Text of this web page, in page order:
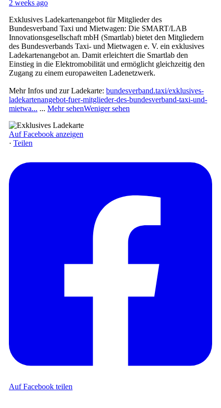
2 weeks ago
Exklusives Ladekartenangebot für Mitglieder des
Bundesverband Taxi und Mietwagen: Die SMART/LAB
Innovationsgesellschaft mbH (Smartlab) bietet den Mitgliedern
des Bundesverbands Taxi- und Mietwagen e. V. ein exklusives
Ladekartenangebot an. Damit erleichtert die Smartlab den
Einstieg in die Elektromobilität und ermöglicht gleichzeitig den
Zugang zu einem europaweiten Ladenetzwerk.
Mehr Infos und zur Ladekarte: bundesverband.taxi/exklusives-
ladekartenangebot-fuer-mitglieder-des-bundesverband-taxi-und-
mietwa... ... Mehr sehenWeniger sehen
Auf Facebook anzeigen
· Teilen
Auf Facebook teilen